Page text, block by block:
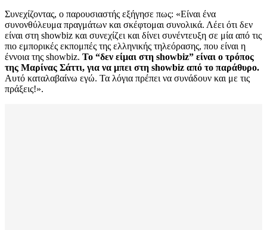
Συνεχίζοντας, ο παρουσιαστής εξήγησε πως: «Είναι ένα
συνονθύλευμα πραγμάτων και σκέφτομαι συνολικά. Λέει ότι δεν
είναι στη showbiz και συνεχίζει και δίνει συνέντευξη σε μία από τις
πιο εμπορικές εκπομπές της ελληνικής τηλεόρασης, που είναι η
έννοια της showbiz. Το “δεν είμαι στη showbiz” είναι ο τρόπος
της Μαρίνας Σάττι, για να μπει στη showbiz από το παράθυρο.
Αυτό καταλαβαίνω εγώ. Τα λόγια πρέπει να συνάδουν και με τις
πράξεις!».